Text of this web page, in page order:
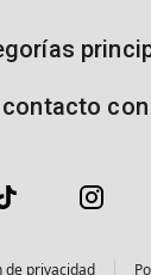
contacto
de privacidad